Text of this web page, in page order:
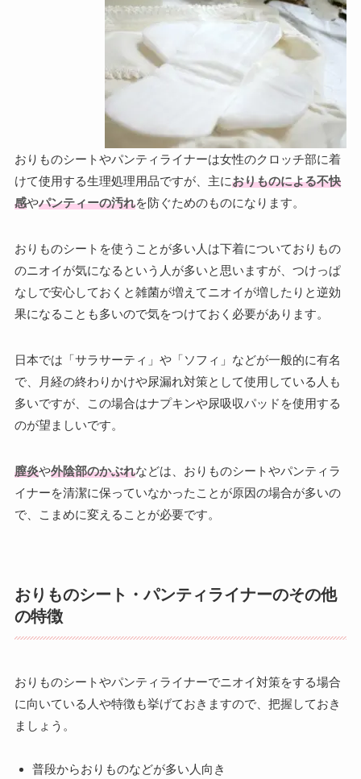
おりものシートやパンティライナーは女性のクロッチ部に着
けて使用する生理処理用品ですが、主におりものによる不快
感やパンティーの汚れを防ぐためのものになります。
おりものシートを使うことが多い人は下着についておりもの
のニオイが気になるという人が多いと思いますが、つけっぱ
なしで安心しておくと雑菌が増えてニオイが増したりと逆効
果になることも多いので気をつけておく必要があります。
日本では「サラサーティ」や「ソフィ」などが一般的に有名
で、月経の終わりかけや尿漏れ対策として使用している人も
多いですが、この場合はナプキンや尿吸収パッドを使用する
のが望ましいです。
膣炎や外陰部のかぶれなどは、おりものシートやパンティラ
イナーを清潔に保っていなかったことが原因の場合が多いの
で、こまめに変えることが必要です。
おりものシート・パンティライナーのその他
の特徴
おりものシートやパンティライナーでニオイ対策をする場合
に向いている人や特徴も挙げておきますので、把握しておき
ましょう。
普段からおりものなどが多い人向き